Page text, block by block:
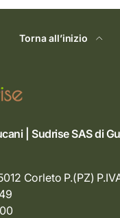
Torna all’inizio
| Sudrise SAS di
Corleto P.(PZ)